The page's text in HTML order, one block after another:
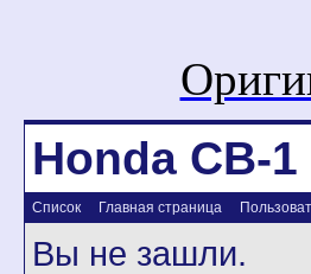
Honda CB-1
Список Главная страница
Вы не зашли.